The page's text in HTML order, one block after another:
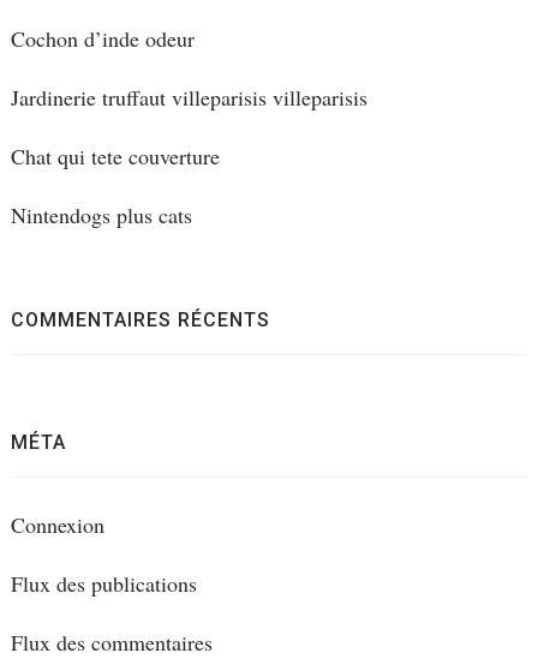
Cochon d’inde odeur
Jardinerie truffaut villeparisis villeparisis
Chat qui tete couverture
Nintendogs plus cats
COMMENTAIRES RÉCENTS
MÉTA
Connexion
Flux des publications
Flux des commentaires